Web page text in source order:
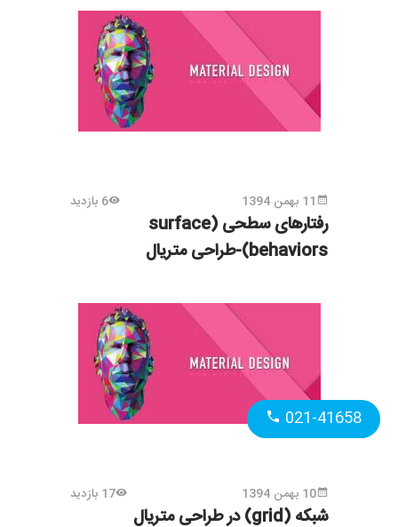
11 بهمن 1394 6 بازدید
رفتارهای سطحی (surface
behaviors)-طراحی متریال
10 بهمن 1394 17 بازدید
شبکه (grid) در طراحی متریال
021-41658